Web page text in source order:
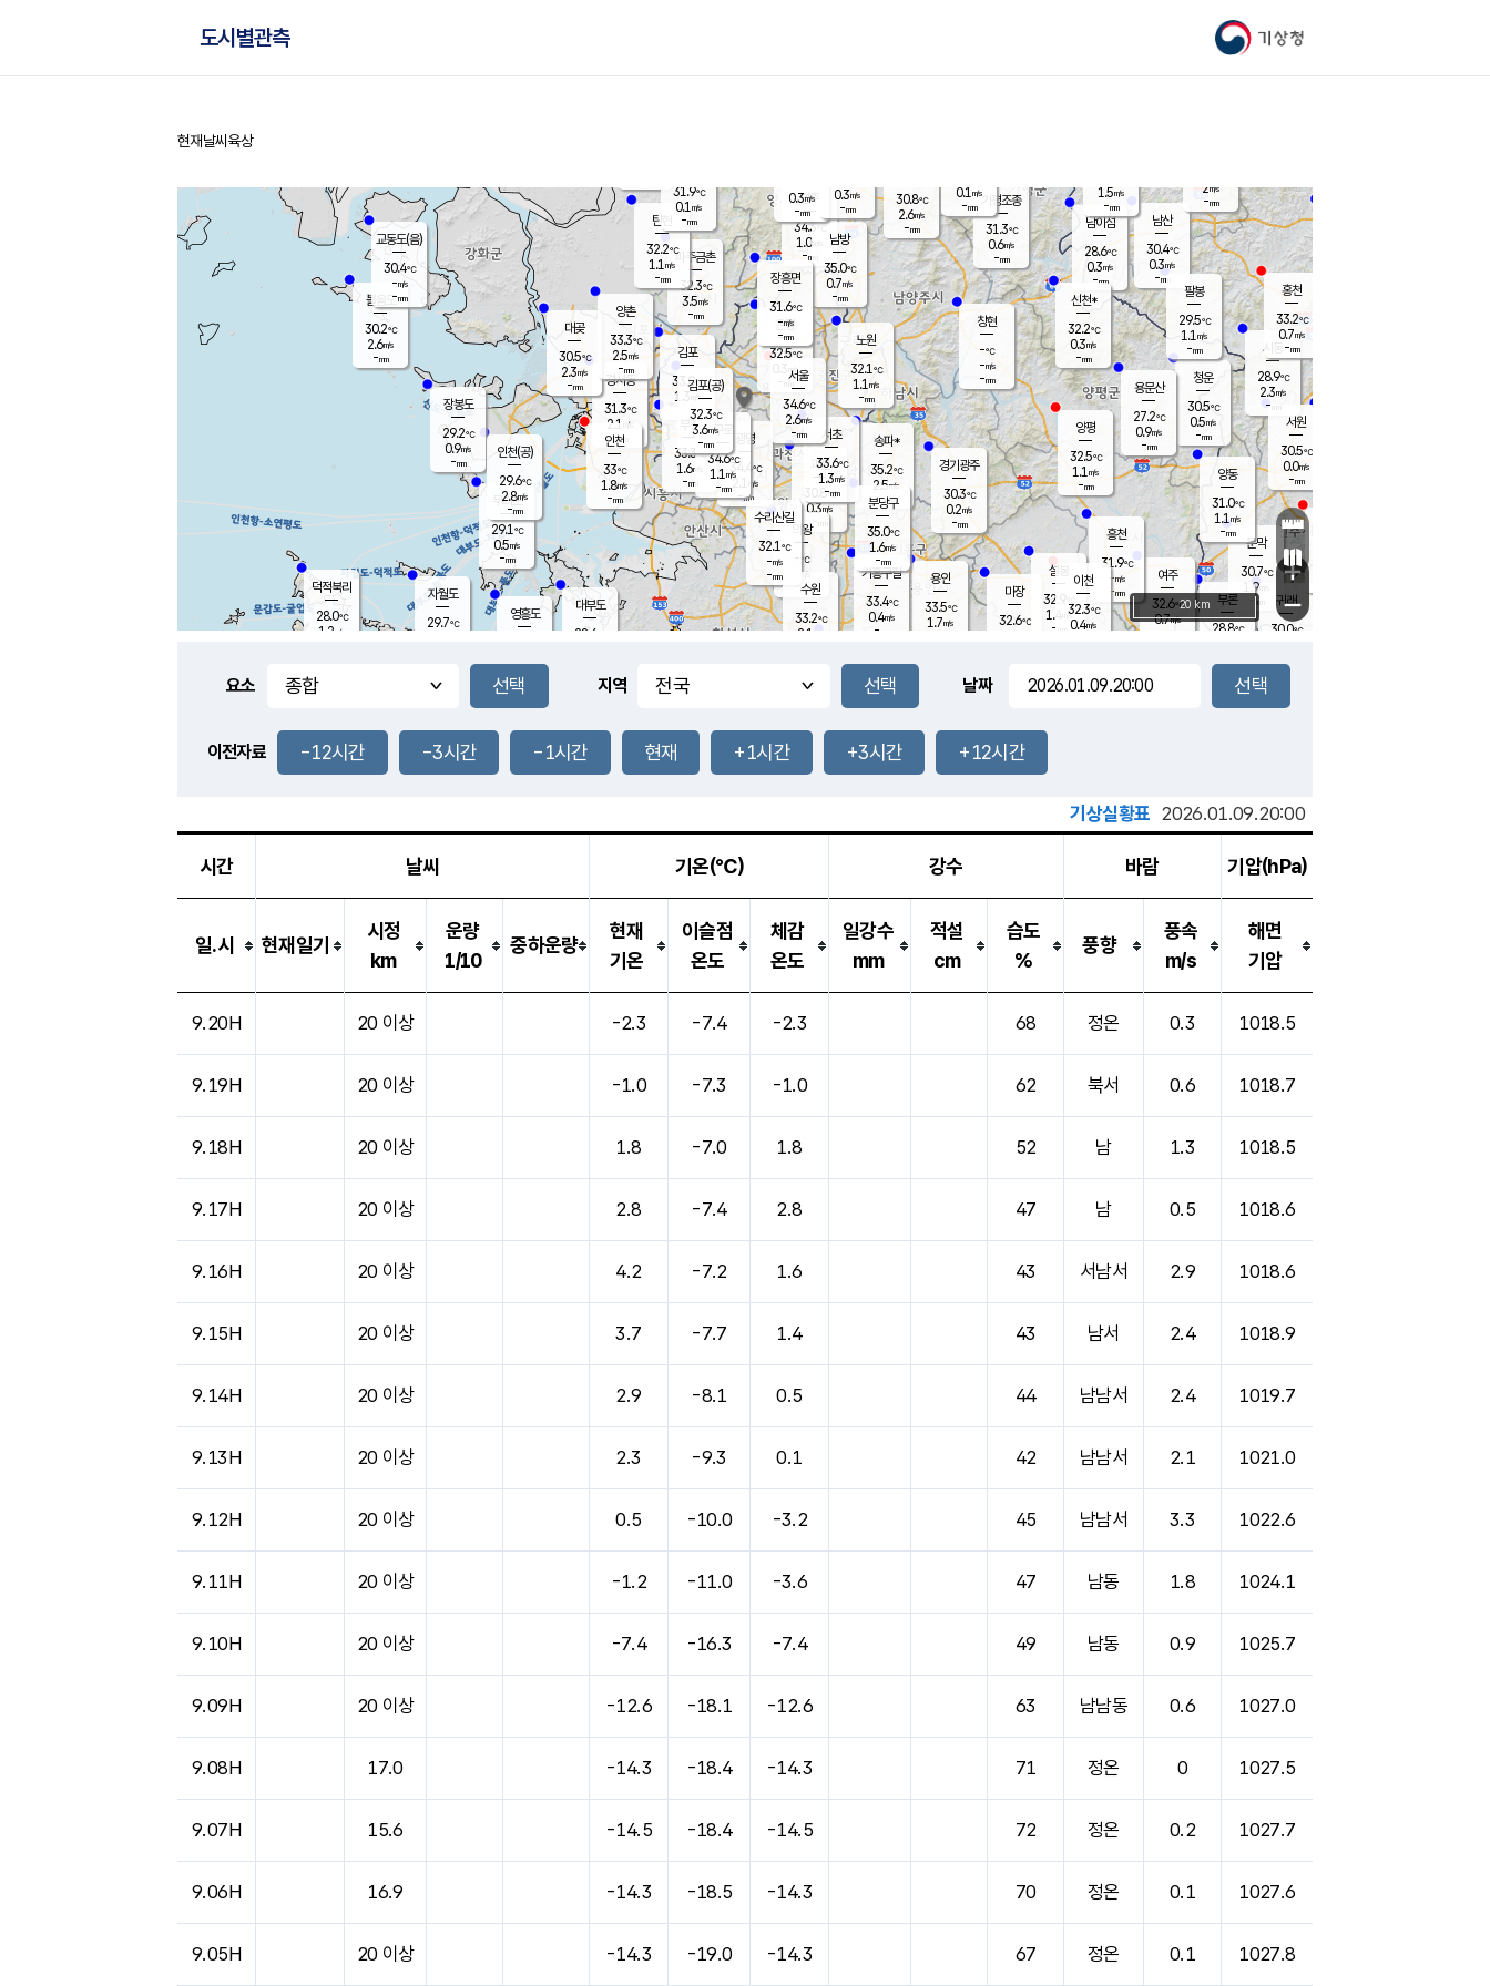
기상청
도시별관측
홈
현재날씨 육상
풍도
2.2m/s
문막
30.7℃
1.9m/s
mm
남이섬
28.6℃
0.3m/s
-mm
무의도
29.1℃
0.5m/s
-mm
영흥도
볼음도
30.2℃
2.6m/s
-mm
자월도
29.7℃
양주
34.3℃
1.0
-mm
부론
28.8℃
과천
30.8℃
0.3m/s
- mm
남산
30.4℃
0.3m/s
-mm
장봉도
29.2℃
0.9m/s
-mm
-mm
청운
30.5℃
0.5m/s
-mm
팔봉
29.5℃
1.1 m/s
-mm
-mm
용인
33.5℃
1.7m/s
여주
32.6℃
0.7m/s
양동
31.0℃
1.1m/s
-mm
경기광주
30.3℃
0.2m/s
-mm
장호원
1.5m/s
-mm
29.0
℃
대부도
28.6
-
경서동
31.3℃
2.1 m/s
-mm
파주금촌
32.3℃
3.5m/s
-mm
가평조종
31.3℃
0.6m/s
-mm
30.8℃
2.6m/s
-mm
대곶
30.5℃
2.3m/s
-mm
신천*
32.2℃
0.3m/s
-mm
창현
-℃
-m/s
-mm
탄현
32.2℃
1.1 m/s
-mm
0.1 m/s
-mm
34.1℃
1.0m/s
-mm
흥천
31.9℃
-m/s
-mm
마장
32.6℃
의왕
- ℃
m/s
mm
김포
33.0℃
1.3 m/s
mm
설봉
32.9
1.4 m/s
- mm
광명
34.4 ℃
2.1 m/s
-mm
부천
33.3℃
1.6m/s
-mm
-mm
양촌
33.3℃
2.5m/s
-mm
구로
34.6℃
1.1 m/s
-mm
은평
32.5℃
0.3 m/s
- mm
노원
32.1℃
1.1 m/s
-mm
송파*
35.2℃
2.5m/s
-mm
서초
33.6℃
1.3m/s
-mm
남방
35.0℃
0.7m/s
-mm
기흥구갈
33.4℃
0.4m/s
-
수리산길
32.1℃
-m/s
-mm
분당구
35.0℃
1.6m/s
-mm
장흥면
31.6℃
-m/s
-mm
0.3m/s
-mm
시동
28.9℃
2.3m/s
- mm
귀래
30.0℃
서원
30.5℃
0.0m/s
-mm
용문산
27.2℃
0.9m/s
-mm
덕적북리
28.0℃
1.2 m/s
인천(공)
29.6℃
2.8m/s
-mm
김포(공)
32.3℃
3.6m/s
-mm
교동도(음)
30.4℃
-m/s
-mm
홍천
33.2℃
0.7m/s
-mm
이천
32.3℃
0.4m/s
양평
32.5℃
1.1 m/s
-mm
수원
33.2℃
2.1 m/s
인천
33℃
1.8m/s
-mm
서울
34.6℃
2.6m/s
-mm
2m/s
-mm
31.9℃
0.1 m/s
-mm
0.3m/s
-mm
+
−
20 km
요소 지역 날짜
이전자료 -12시간 -3시간 -1시간 현재 +1시간 +3시간 +12시간
기상실황표 2026.01.09.20:00
시간 날씨 기온(℃) 강수 바람 기압(hPa)
일.시 현재일기
시정
km
운량
1/10
중하운량
현재
기온
이슬점
온도
체감
온도
일강수
mm
적설
cm
습도
%
풍향
풍속
m/s
해면
기압
9.20H 20 이상 -2.3 -7.4 -2.3 68 정온 0.3 1018.5
9.19H 20 이상 -1.0 -7.3 -1.0 62 북서 0.6 1018.7
9.18H 20 이상 1.8 -7.0 1.8 52 남 1.3 1018.5
9.17H 20 이상 2.8 -7.4 2.8 47 남 0.5 1018.6
9.16H 20 이상 4.2 -7.2 1.6 43 서남서 2.9 1018.6
9.15H 20 이상 3.7 -7.7 1.4 43 남서 2.4 1018.9
9.14H 20 이상 2.9 -8.1 0.5 44 남남서 2.4 1019.7
9.13H 20 이상 2.3 -9.3 0.1 42 남남서 2.1 1021.0
9.12H 20 이상 0.5 -10.0 -3.2 45 남남서 3.3 1022.6
9.11H 20 이상 -1.2 -11.0 -3.6 47 남동 1.8 1024.1
9.10H 20 이상 -7.4 -16.3 -7.4 49 남동 0.9 1025.7
9.09H 20 이상 -12.6 -18.1 -12.6 63 남남동 0.6 1027.0
9.08H 17.0 -14.3 -18.4 -14.3 71 정온 0 1027.5
9.07H 15.6 -14.5 -18.4 -14.5 72 정온 0.2 1027.7
9.06H 16.9 -14.3 -18.5 -14.3 70 정온 0.1 1027.6
9.05H 20 이상 -14.3 -19.0 -14.3 67 정온 0.1 1027.8